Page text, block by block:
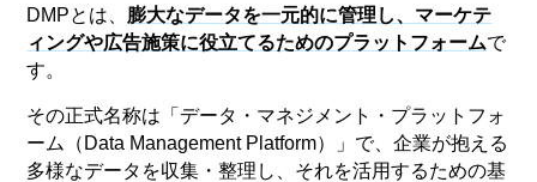
DMPとは、 膨大なデータを一元的に管理し、マーケテ
ィングや広告施策に役立てるためのプラットフォームで
す。
その正式名称は「データ・マネジメント・プラットフォ
ーム（Data Management Platform）」で、企業が抱える
多様なデータを収集・整理し、それを活用するための基